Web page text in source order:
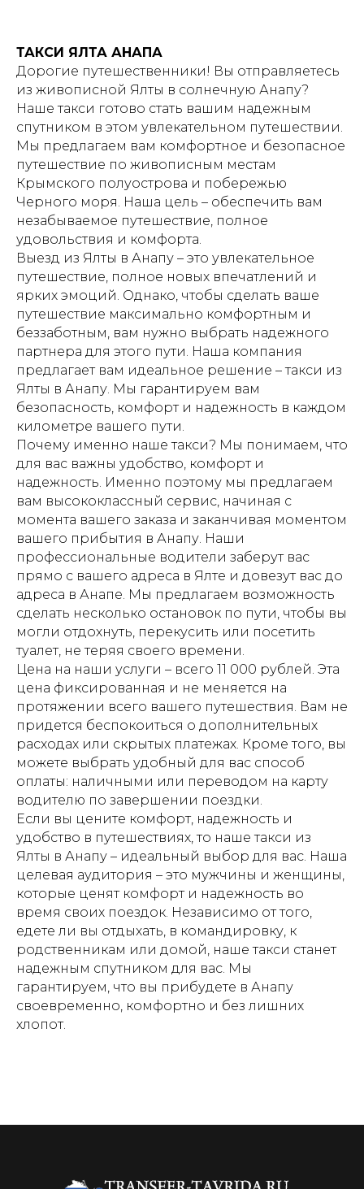
ТАКСИ ЯЛТА АНАПА
Дорогие путешественники! Вы отправляетесь
из живописной Ялты в солнечную Анапу?
Наше такси готово стать вашим надежным
спутником в этом увлекательном путешествии.
Мы предлагаем вам комфортное и безопасное
путешествие по живописным местам
Крымского полуострова и побережью
Черного моря. Наша цель – обеспечить вам
незабываемое путешествие, полное
удовольствия и комфорта.
Выезд из Ялты в Анапу – это увлекательное
путешествие, полное новых впечатлений и
ярких эмоций. Однако, чтобы сделать ваше
путешествие максимально комфортным и
беззаботным, вам нужно выбрать надежного
партнера для этого пути. Наша компания
предлагает вам идеальное решение – такси из
Ялты в Анапу. Мы гарантируем вам
безопасность, комфорт и надежность в каждом
километре вашего пути.
Почему именно наше такси? Мы понимаем, что
для вас важны удобство, комфорт и
надежность. Именно поэтому мы предлагаем
вам высококлассный сервис, начиная с
момента вашего заказа и заканчивая моментом
вашего прибытия в Анапу. Наши
профессиональные водители заберут вас
прямо с вашего адреса в Ялте и довезут вас до
адреса в Анапе. Мы предлагаем возможность
сделать несколько остановок по пути, чтобы вы
могли отдохнуть, перекусить или посетить
туалет, не теряя своего времени.
Цена на наши услуги – всего 11 000 рублей. Эта
цена фиксированная и не меняется на
протяжении всего вашего путешествия. Вам не
придется беспокоиться о дополнительных
расходах или скрытых платежах. Кроме того, вы
можете выбрать удобный для вас способ
оплаты: наличными или переводом на карту
водителю по завершении поездки.
Если вы цените комфорт, надежность и
удобство в путешествиях, то наше такси из
Ялты в Анапу – идеальный выбор для вас. Наша
целевая аудитория – это мужчины и женщины,
которые ценят комфорт и надежность во
время своих поездок. Независимо от того,
едете ли вы отдыхать, в командировку, к
родственникам или домой, наше такси станет
надежным спутником для вас. Мы
гарантируем, что вы прибудете в Анапу
своевременно, комфортно и без лишних
хлопот.